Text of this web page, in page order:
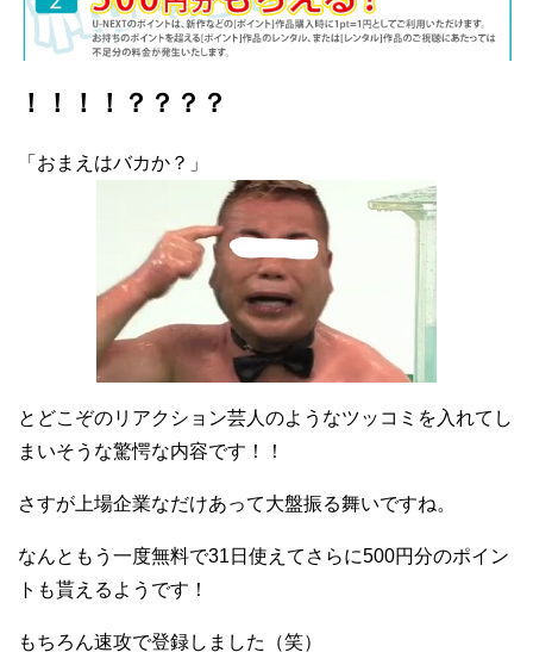
！！！！？？？？
「おまえはバカか？」
とどこぞのリアクション芸人のようなツッコミを入れてし
まいそうな驚愕な内容です！！
さすが上場企業なだけあって大盤振る舞いですね。
なんともう一度無料で31日使えてさらに500円分のポイン
トも貰えるようです！
もちろん速攻で登録しました（笑）